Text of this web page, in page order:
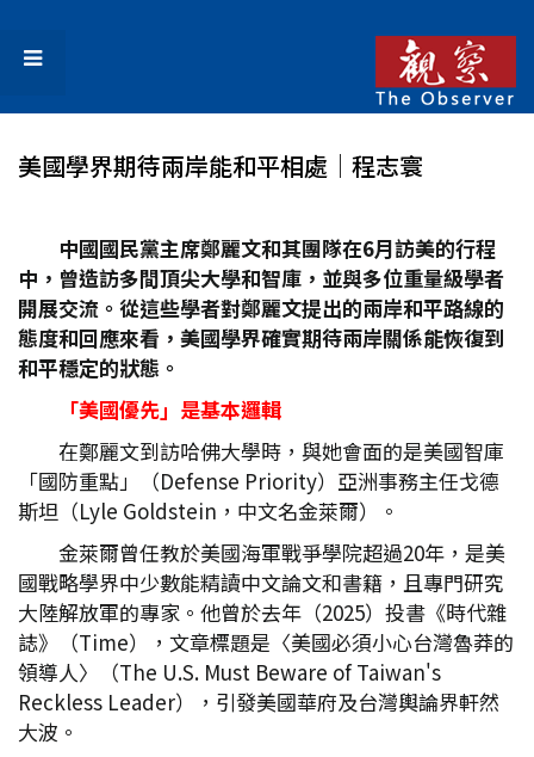
美國學界期待兩岸能和平相處│程志寰
中國國民黨主席鄭麗文和其團隊在6月訪美的行程
中，曾造訪多間頂尖大學和智庫，並與多位重量級學者
開展交流。從這些學者對鄭麗文提出的兩岸和平路線的
態度和回應來看，美國學界確實期待兩岸關係能恢復到
和平穩定的狀態。
「美國優先」是基本邏輯
在鄭麗文到訪哈佛大學時，與她會面的是美國智庫
「國防重點」（Defense Priority）亞洲事務主任戈德
斯坦（Lyle Goldstein，中文名金萊爾）。
金萊爾曾任教於美國海軍戰爭學院超過20年，是美
國戰略學界中少數能精讀中文論文和書籍，且專門研究
大陸解放軍的專家。他曾於去年（2025）投書《時代雜
誌》（Time），文章標題是〈美國必須小心台灣魯莽的
領導人〉（The U.S. Must Beware of Taiwan's
Reckless Leader），引發美國華府及台灣輿論界軒然
大波。